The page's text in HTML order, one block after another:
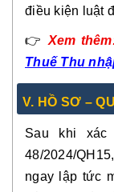
điều kiện luật
👉 Xem
Thuế Thu
V. HỒ SƠ –
Sau khi
48/2024/
ngay lập tức